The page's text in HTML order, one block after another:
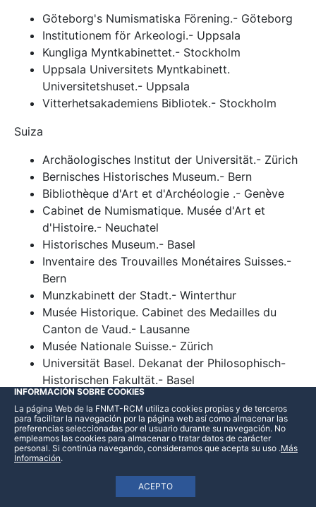
Göteborg's Numismatiska Förening.- Göteborg
Institutionem för Arkeologi.- Uppsala
Kungliga Myntkabinettet.- Stockholm
Uppsala Universitets Myntkabinett.
Universitetshuset.- Uppsala
Vitterhetsakademiens Bibliotek.- Stockholm
Suiza
Archäologisches Institut der Universität.- Zürich
Bernisches Historisches Museum.- Bern
Bibliothèque d'Art et d'Archéologie .- Genève
Cabinet de Numismatique. Musée d'Art et
d'Histoire.- Neuchatel
Historisches Museum.- Basel
Inventaire des Trouvailles Monétaires Suisses.-
Bern
Munzkabinett der Stadt.- Winterthur
Musée Historique. Cabinet des Medailles du
Canton de Vaud.- Lausanne
Musée Nationale Suisse.- Zürich
Universität Basel. Dekanat der Philosophisch-
Historischen Fakultät.- Basel
Universitätsbibliothek.- Bern
Taiwan
National Museum of History.- Taipei
INFORMACIÓN SOBRE COOKIES
La página Web de la FNMT-RCM utiliza cookies propias y de terceros
para facilitar la navegación por la página web así como almacenar las
preferencias seleccionadas por el usuario durante su navegación. No
empleamos las cookies para almacenar o tratar datos de carácter
personal. Si continúa navegando, consideramos que acepta su uso
ACEPTO
.Más
Información.